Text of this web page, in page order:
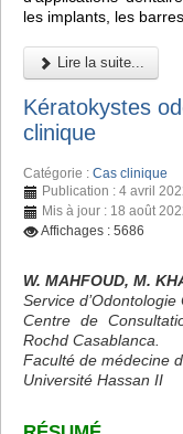
les implants, les
Lire la suite...
Kératokystes
clinique
Catégorie : Cas clinique
Publication : 4 avril
Mis à jour : 18 août
Affichages : 5686
W. MAHFOUD, M.
Service d’Odontologie
Centre de
Rochd Casablanca.
Faculté de médecine
Université Hassan II